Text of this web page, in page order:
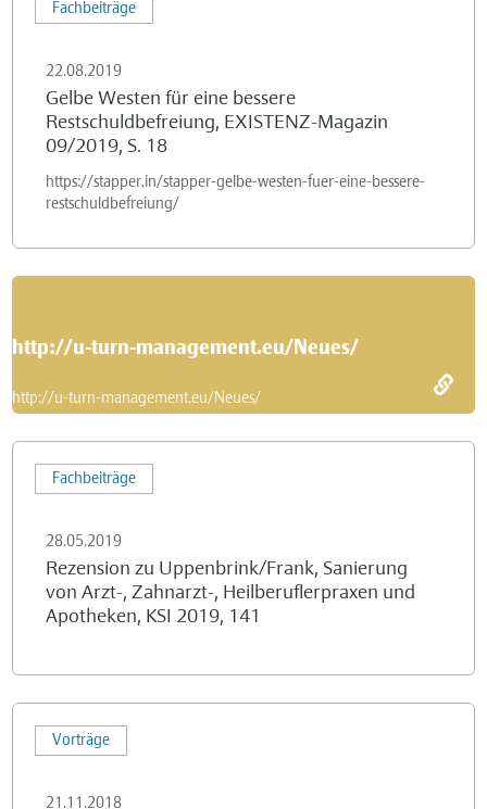
Westen
bessere
Restschuldbefreiung,
Magazin
Fachbeiträge
22.08.2019
Gelbe Westen für eine bessere
Restschuldbefreiung, EXISTENZ-Magazin
09/2019, S. 18
https://stapper.in/stapper-gelbe-westen-fuer-eine-bessere-
restschuldbefreiung/
http://u-turn-management.eu/Neues/
http://u-turn-management.eu/Neues/
Sanierung
Arzt-,
Heilberuflerpraxen
und
Apotheken,
KSI
Fachbeiträge
28.05.2019
Rezension zu Uppenbrink/Frank, Sanierung
von Arzt-, Zahnarzt-, Heilberuflerpraxen und
Apotheken, KSI 2019, 141
Vorträge
21.11.2018